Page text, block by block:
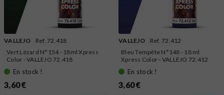
VALLEJO
Ref. 72.418
Vert Lézard N°154 - 18ml Xpress
Color - VALLEJO 72.418
En stock !
3,60 €
VALLEJO
Ref. 72.412
Bleu Tempête N°148 - 18 ml
Xpress Color - VALLEJO 72.412
En stock !
3,60 €